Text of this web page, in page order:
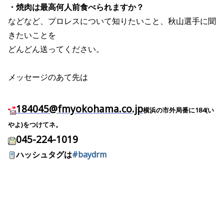
・焼肉は最高何人前食べられますか？
などなど、プロレスについて知りたいこと、秋山選手に聞
きたいことを
どんどん送ってください。
メッセージのあて先は
184045@fmyokohama.co.jp横浜の市外局番に184(い
やよ)をつけてネ。
045-224-1019
ハッシュタグは#baydrm